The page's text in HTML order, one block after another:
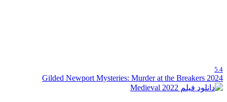
5.4
Gilded Newport Mysteries: Murder at the Breakers 2024